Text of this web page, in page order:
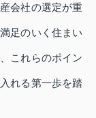
会社の選定が重
足のいく住まい
これらのポイン
れる第一歩を踏